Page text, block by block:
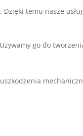
temu nasze
go do